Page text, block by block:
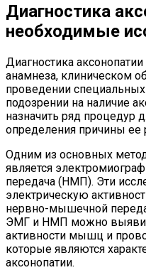
Диагностика
необходимые
Диагностика
анамнеза, клиническом
проведении
подозрении на наличие
назначить ряд процедур
определения причины ее
Одним из основных
является
передача (НМП). Эти
электрическую
нервно-мышечной
ЭМГ и НМП можно
активности мышц и
которые являются
аксонопатии.